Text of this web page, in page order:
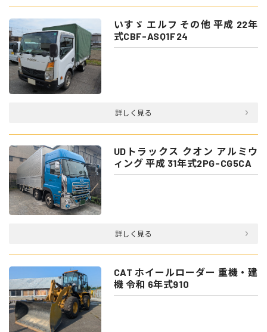
いすゞ エルフ その他 平成 22年
式CBF-ASQ1F24
詳しく見る
UDトラックス クオン アルミウ
ィング 平成 31年式2PG-CG5CA
詳しく見る
CAT ホイールローダー 重機・建
機 令和 6年式910